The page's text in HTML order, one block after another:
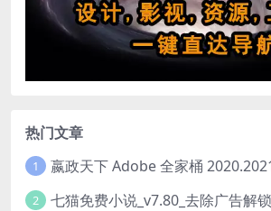
热门文章
1
2 七猫免费小说_v7.80_去除广告解